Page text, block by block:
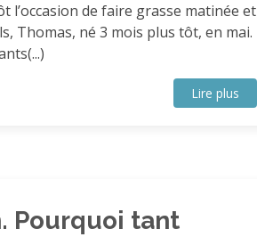
de faire grasse matinée et
Thomas, né 3 mois plus tôt, en mai.
Lire plus
Pourquoi tant